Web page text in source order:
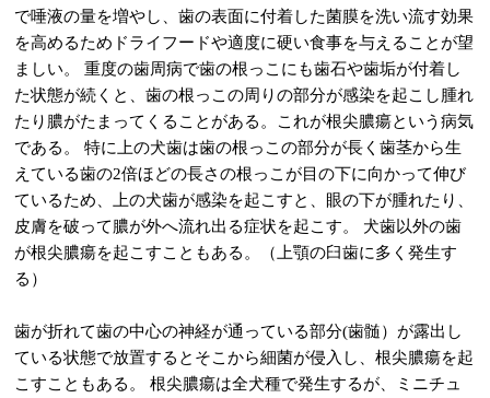
で唾液の量を増やし、歯の表面に付着した菌膜を洗い流す効果
を高めるためドライフードや適度に硬い食事を与えることが望
ましい。 重度の歯周病で歯の根っこにも歯石や歯垢が付着し
た状態が続くと、歯の根っこの周りの部分が感染を起こし腫れ
たり膿がたまってくることがある。これが根尖膿瘍という病気
である。 特に上の犬歯は歯の根っこの部分が長く歯茎から生
えている歯の2倍ほどの長さの根っこが目の下に向かって伸び
ているため、上の犬歯が感染を起こすと、眼の下が腫れたり、
皮膚を破って膿が外へ流れ出る症状を起こす。 犬歯以外の歯
が根尖膿瘍を起こすこともある。（上顎の臼歯に多く発生す
る）
歯が折れて歯の中心の神経が通っている部分(歯髄）が露出し
ている状態で放置するとそこから細菌が侵入し、根尖膿瘍を起
こすこともある。 根尖膿瘍は全犬種で発生するが、ミニチュ